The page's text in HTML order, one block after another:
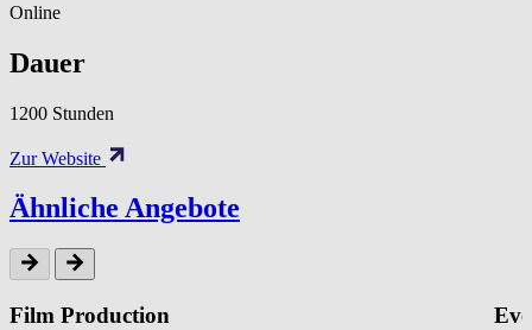
Online
Dauer
1200 Stunden
Zur Website
Ähnliche Angebote
Film Production